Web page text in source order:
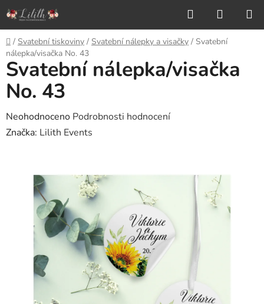
Přejít
na
obsah
Hledat
KOŠÍK
Domů
/ Svatební tiskoviny / Svatební nálepky a visačky / Svatební
nálepka/visačka No. 43
Svatební nálepka/visačka
No. 43
Průměrné
hodnocení
hvězdiček.
Neohodnoceno Podrobnosti hodnocení
Značka: Lilith Events